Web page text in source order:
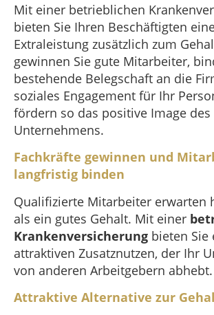
Mit einer betrieblichen
bieten Sie Ihren Beschäftigten
Extraleistung zusätzlich zum
gewinnen Sie gute Mitarbeiter,
bestehende Belegschaft an die
soziales Engagement für Ihr
fördern so das positive Image des
Unternehmens.
Fachkräfte gewinnen und
langfristig binden
Qualifizierte Mitarbeiter erwarten
als ein gutes Gehalt. Mit einer
Krankenversicherung bieten Sie
attraktiven Zusatznutzen, der Ihr
von anderen Arbeitgebern abhebt.
Attraktive Alternative zur